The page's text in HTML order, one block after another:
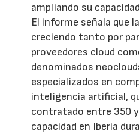
ampliando su
El informe señala que
creciendo tanto por
proveedores cloud
denominados
especializados en
inteligencia artificial,
contratado entre 350 y
capacidad en Iberia